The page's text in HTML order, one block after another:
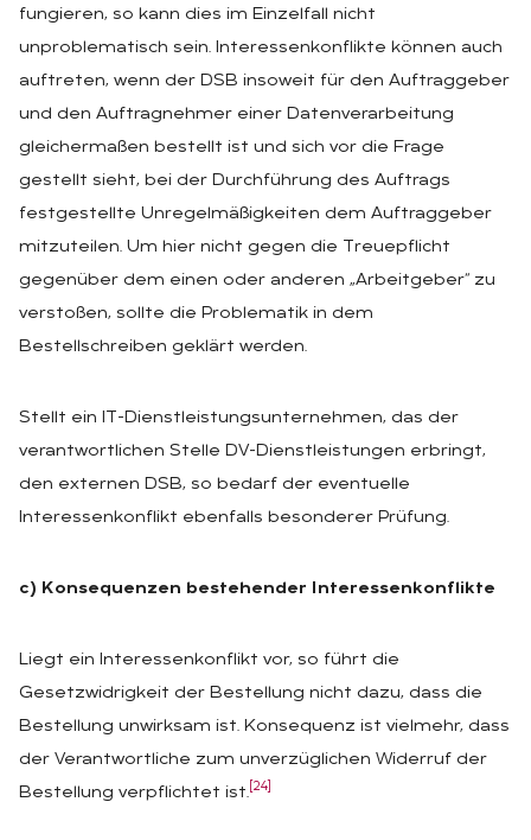
fungieren, so kann dies im Einzelfall nicht
unproblematisch sein. Interessenkonflikte können auch
auftreten, wenn der DSB insoweit für den Auftraggeber
und den Auftragnehmer einer Datenverarbeitung
gleichermaßen bestellt ist und sich vor die Frage
gestellt sieht, bei der Durchführung des Auftrags
festgestellte Unregelmäßigkeiten dem Auftraggeber
mitzuteilen. Um hier nicht gegen die Treuepflicht
gegenüber dem einen oder anderen „Arbeitgeber“ zu
verstoßen, sollte die Problematik in dem
Bestellschreiben geklärt werden.
Stellt ein IT-Dienstleistungsunternehmen, das der
verantwortlichen Stelle DV-Dienstleistungen erbringt,
den externen DSB, so bedarf der eventuelle
Interessenkonflikt ebenfalls besonderer Prüfung.
c) Konsequenzen bestehender Interessenkonflikte
Liegt ein Interessenkonflikt vor, so führt die
Gesetzwidrigkeit der Bestellung nicht dazu, dass die
Bestellung unwirksam ist. Konsequenz ist vielmehr, dass
der Verantwortliche zum unverzüglichen Widerruf der
Bestellung verpflichtet ist. [24]